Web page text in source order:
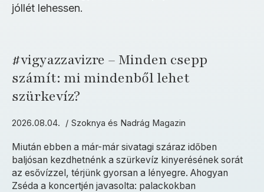
jóllét lehessen.
#vigyazzavizre – Minden csepp
számít: mi mindenből lehet
szürkevíz?
2026.08.04. Szoknya és Nadrág Magazin
Miután ebben a már-már sivatagi száraz időben
baljósan kezdhetnénk a szürkevíz kinyerésének sorát
az esővízzel, térjünk gyorsan a lényegre. Ahogyan
Zséda a koncertjén javasolta: palackokban